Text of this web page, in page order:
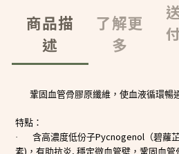
商品描
述
了解更
多
固血管骨膠原纖維，使血液循環暢通
特點：
·
含高濃度低份子Pycnogenol （碧蘿
素) ，有助抗炎, 穩定微血管壁，鞏固血